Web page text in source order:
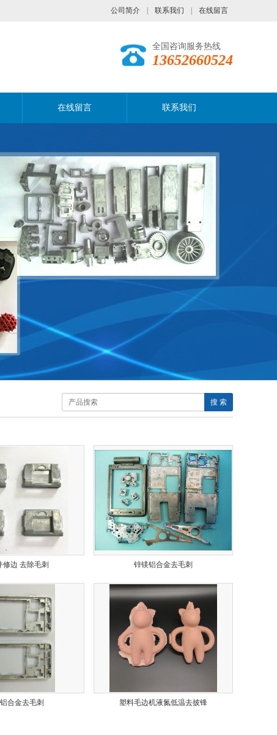
公司简介 联系我们 在线留言
全国咨询服务热线
13652660524
在线留言 联系我们
修边 去除毛刺
合金去毛刺
锌镁铝合金去毛刺
塑料毛边机液氮低温去披锋